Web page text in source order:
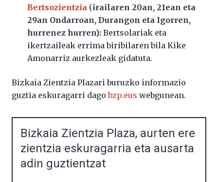
Bertsozientzia (irailaren 20an, 21ean eta
29an Ondarroan, Durangon eta Igorren,
hurrenez hurren): Bertsolariak eta
ikertzaileak errima biribilaren bila Kike
Amonarriz aurkezleak gidatuta.
Bizkaia Zientzia Plazari buruzko informazio
guztia eskuragarri dagobzp.eus webgunean.
Bizkaia Zientzia Plaza, aurten ere
zientzia eskuragarria eta ausarta
adin guztientzat